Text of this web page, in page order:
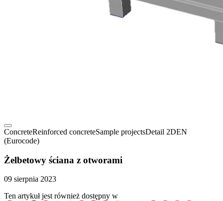
ConcreteReinforced concreteSample projectsDetail 2DEN
(Eurocode)
Żelbetowy ściana z otworami
09 sierpnia 2023
Ten artykuł jest również dostępny w